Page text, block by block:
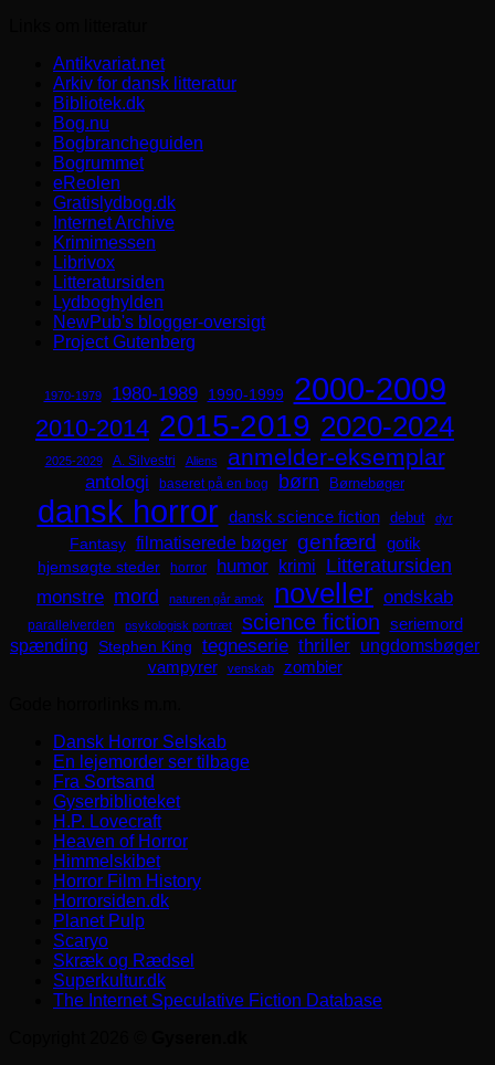
Antikvariat.net
Arkiv for dansk litteratur
Bibliotek.dk
Bog.nu
Bogbrancheguiden
Bogrummet
eReolen
Gratislydbog.dk
Internet Archive
Krimimessen
Librivox
Litteratursiden
Lydboghylden
NewPub's blogger-oversigt
Project Gutenberg
1970-1979 1980-1989 1990-1999 2000-2009
2010-2014 2015-2019 2020-2024
2025-2029 A. Silvestri Aliens anmelder-eksemplar
antologi baseret på en bog børn Børnebøger
dansk horror dansk science fiction debut dyr
Fantasy filmatiserede bøger genfærd
gotik
hjemsøgte steder
horror humor krimi Litteratursiden
monstre mord naturen går amok noveller ondskab
parallelverden psykologisk portræt science fiction seriemord
spænding Stephen King tegneserie thriller ungdomsbøger
vampyrer venskab
zombier
Dansk Horror Selskab
En lejemorder ser tilbage
Fra Sortsand
Gyserbiblioteket
H.P. Lovecraft
Heaven of Horror
Himmelskibet
Horror Film History
Horrorsiden.dk
Planet Pulp
Scaryo
Skræk og Rædsel
Superkultur.dk
The Internet Speculative Fiction Database